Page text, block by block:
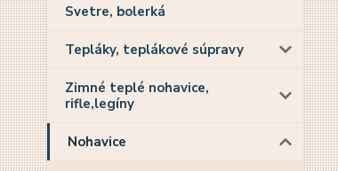
Svetre, bolerká
Tepláky, teplákové súpravy
Zimné teplé nohavice,
rifle,legíny
Nohavice